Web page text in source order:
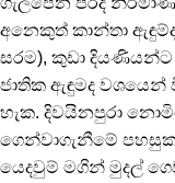
අනෙකුත් කාන්තා
සරම), කුඩා දියණියන්ට
ජාතික ඇඳුමද වශයෙන්
හැක. දිවයිනපුරා
ගෙන්වාගැනීමේ
යෙදවුම් මගින් මුදල්